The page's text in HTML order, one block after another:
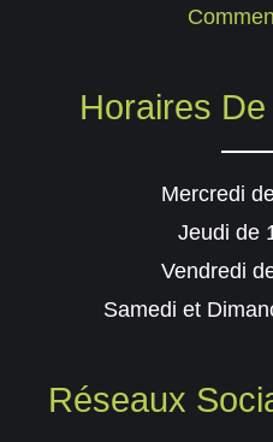
Horaires
Mercredi
Jeudi de
Vendredi
Samedi et
Réseaux